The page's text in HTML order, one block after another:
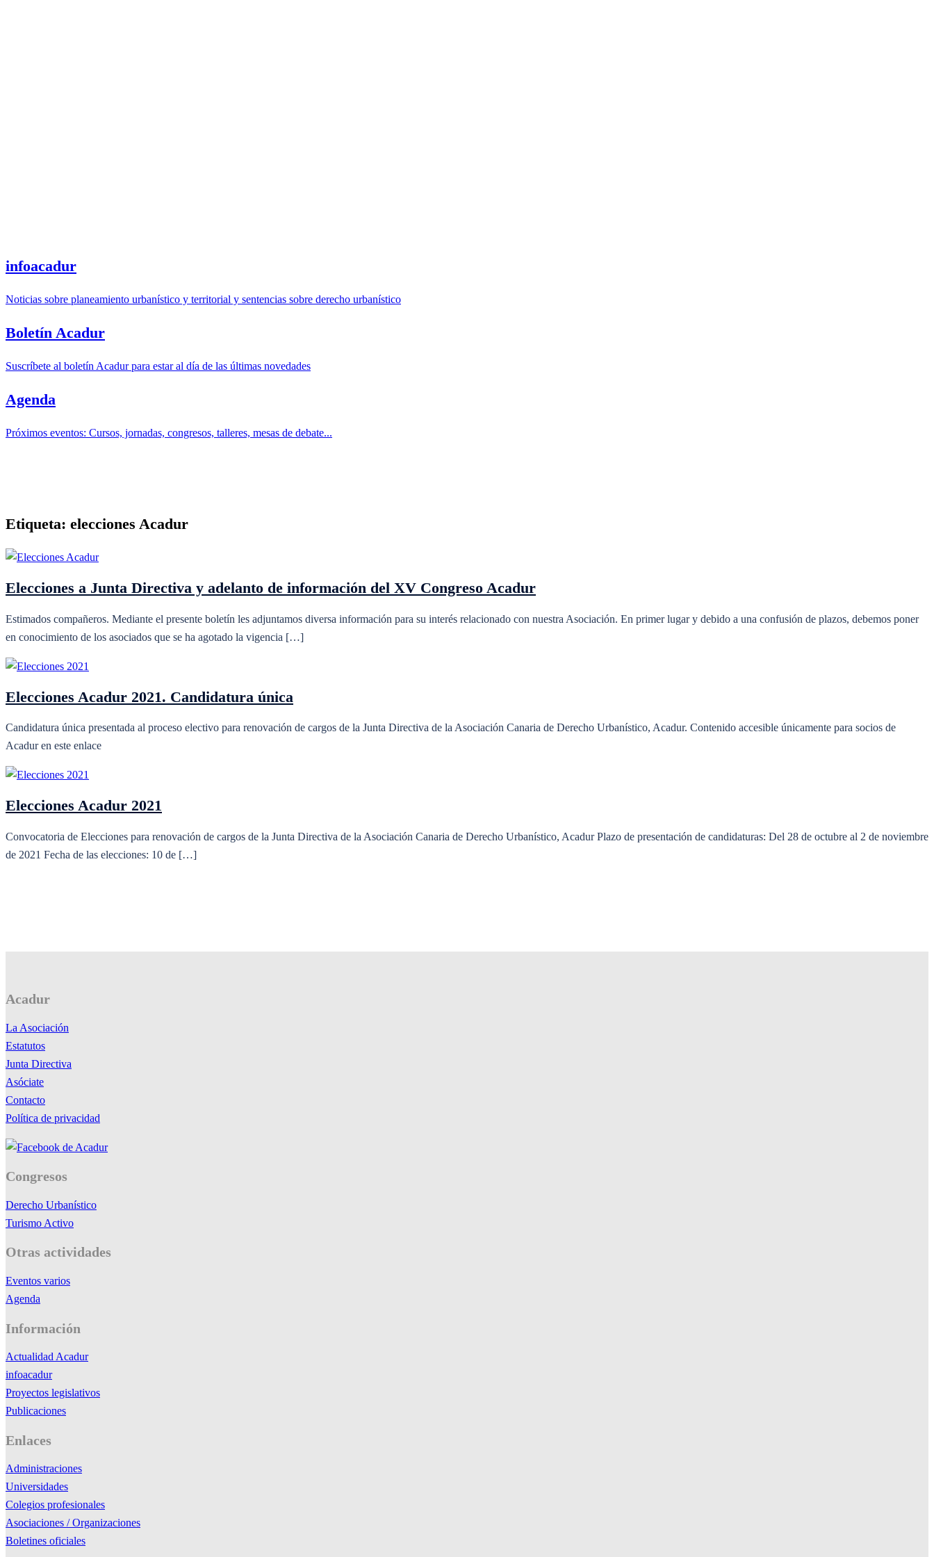
infoacadur
Noticias sobre planeamiento urbanístico y territorial y sentencias sobre derecho urbanístico
Boletín Acadur
Suscríbete al boletín Acadur para estar al día de las últimas novedades
Agenda
Próximos eventos: Cursos, jornadas, congresos, talleres, mesas de debate...
Etiqueta: elecciones Acadur
Elecciones a Junta Directiva y adelanto de información del XV Congreso Acadur
Estimados compañeros. Mediante el presente boletín les adjuntamos diversa información para su interés relacionado con nuestra Asociación. En primer lugar y debido a una confusión de plazos, debemos poner
en conocimiento de los asociados que se ha agotado la vigencia […]
Elecciones Acadur 2021. Candidatura única
Candidatura única presentada al proceso electivo para renovación de cargos de la Junta Directiva de la Asociación Canaria de Derecho Urbanístico, Acadur. Contenido accesible únicamente para socios de
Acadur en este enlace
Elecciones Acadur 2021
Convocatoria de Elecciones para renovación de cargos de la Junta Directiva de la Asociación Canaria de Derecho Urbanístico, Acadur Plazo de presentación de candidaturas: Del 28 de octubre al 2 de noviembre
de 2021 Fecha de las elecciones: 10 de […]
Acadur
La Asociación
Estatutos
Junta Directiva
Asóciate
Contacto
Política de privacidad
Congresos
Derecho Urbanístico
Turismo Activo
Otras actividades
Eventos varios
Agenda
Información
Actualidad Acadur
infoacadur
Proyectos legislativos
Publicaciones
Enlaces
Administraciones
Universidades
Colegios profesionales
Asociaciones / Organizaciones
Boletines oficiales